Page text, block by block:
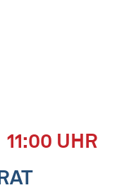
11:00 UHR